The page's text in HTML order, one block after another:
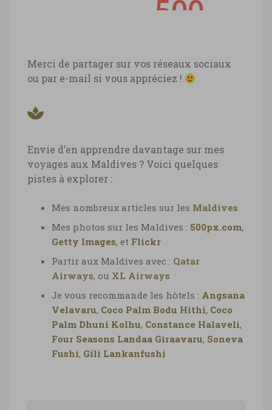
Merci de partager sur vos réseaux sociaux
ou par e-mail si vous appréciez !
Envie d’en apprendre davantage sur mes
voyages aux Maldives ? Voici quelques
pistes à explorer :
Mes nombreux articles sur les Maldives
Mes photos sur les Maldives : 500px.com,
Getty Images, et Flickr
Partir aux Maldives avec : Qatar
Airways, ou XL Airways
Je vous recommande les hôtels : Angsana
Velavaru, Coco Palm Bodu Hithi, Coco
Palm Dhuni Kolhu, Constance Halaveli,
Four Seasons Landaa Giraavaru, Soneva
Fushi, Gili Lankanfushi